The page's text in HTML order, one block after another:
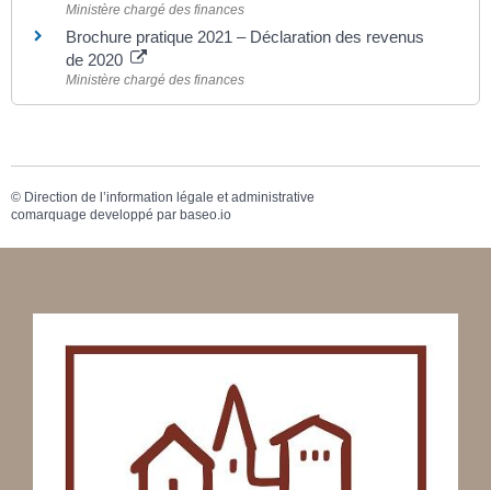
Ministère chargé des finances
Brochure pratique 2021 – Déclaration des revenus
de 2020
Ministère chargé des finances
© Direction de l’information légale et administrative
comarquage developpé par baseo.io